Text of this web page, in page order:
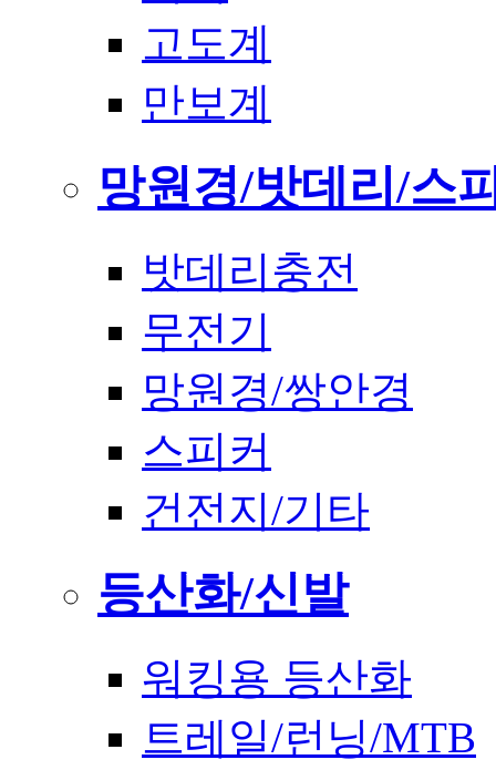
고도계
만보계
망원경/밧데리/스
밧데리충전
무전기
망원경/쌍안경
스피커
건전지/기타
등산화/신발
워킹용 등산화
트레일/런닝/MTB